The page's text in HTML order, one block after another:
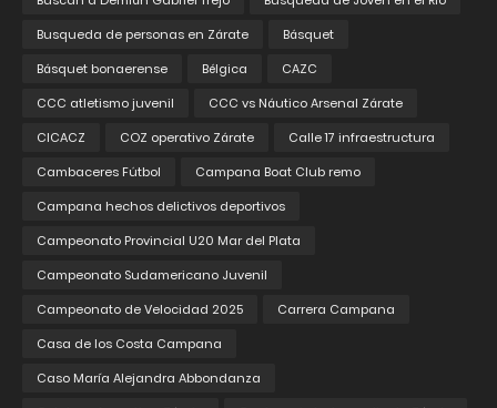
Busqueda de personas en Zárate
Básquet
Básquet bonaerense
Bélgica
CAZC
CCC atletismo juvenil
CCC vs Náutico Arsenal Zárate
CICACZ
COZ operativo Zárate
Calle 17 infraestructura
Cambaceres Fútbol
Campana Boat Club remo
Campana hechos delictivos deportivos
Campeonato Provincial U20 Mar del Plata
Campeonato Sudamericano Juvenil
Campeonato de Velocidad 2025
Carrera Campana
Casa de los Costa Campana
Caso María Alejandra Abbondanza